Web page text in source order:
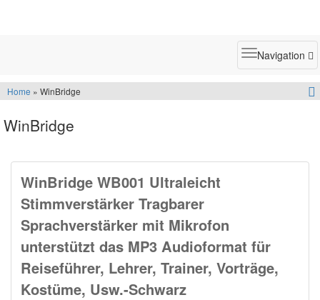
Toggle
Navigation
Home » WinBridge
WinBridge
WinBridge WB001 Ultraleicht
Stimmverstärker Tragbarer
Sprachverstärker mit Mikrofon
unterstützt das MP3 Audioformat für
Reiseführer, Lehrer, Trainer, Vorträge,
Kostüme, Usw.-Schwarz